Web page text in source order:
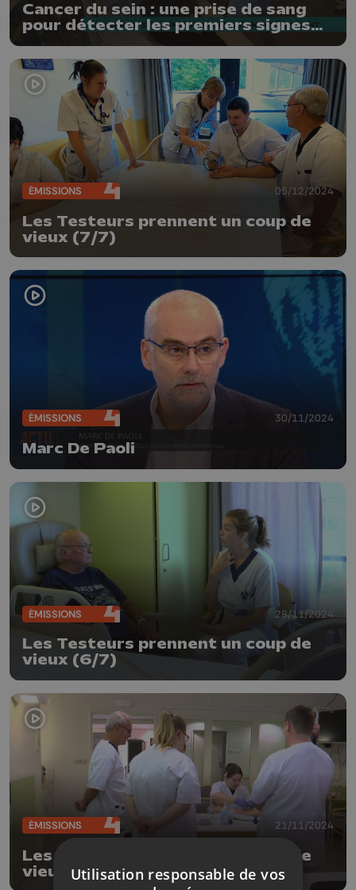
Cancer du sein : une prise de sang
pour détecter les premiers signes
d'une rechute ?
ÉMISSIONS 05/12/2024
Les Testeurs prennent un coup de
vieux (7/7)
ÉMISSIONS 30/11/2024
Marc De Paoli
ÉMISSIONS 28/11/2024
Les Testeurs prennent un coup de
vieux (6/7)
ÉMISSIONS 21/11/2024
Les Testeurs prennent un coup de
vieux (5/7)Utilisation responsable de vos